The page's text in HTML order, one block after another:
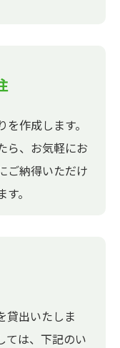
作成します。
ら、お気軽にお
ご納得いただけ
。
貸出いたしま
ては、下記のい